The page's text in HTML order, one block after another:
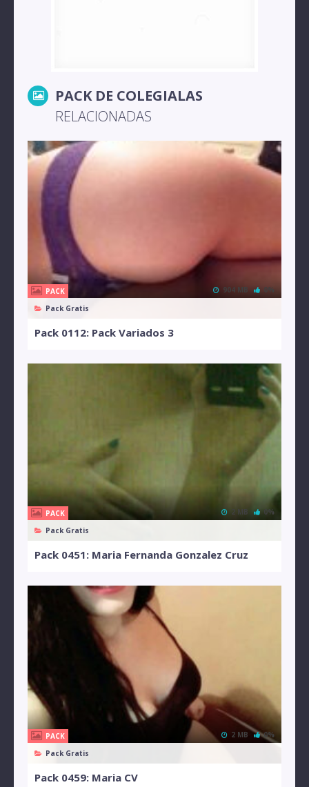
PACK DE COLEGIALAS
RELACIONADAS
PACK
Pack Gratis
904 MB 0%
Pack 0112: Pack Variados 3
PACK
Pack Gratis
2 MB 0%
Pack 0451: Maria Fernanda Gonzalez Cruz
PACK
Pack Gratis
2 MB 0%
Pack 0459: Maria CV